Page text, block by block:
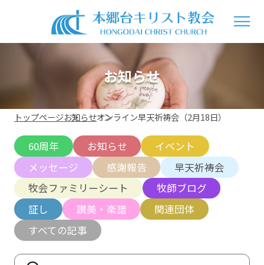
お知らせ
トップページお知らせオンライン早天祈祷会（2月18日）
60周年 お知らせ
イベント
メッセージ
感謝報告
早天祈祷会
牧会ファミリーシート
牧師ブログ
証し
讃美・楽譜
関連団体
すべての記事